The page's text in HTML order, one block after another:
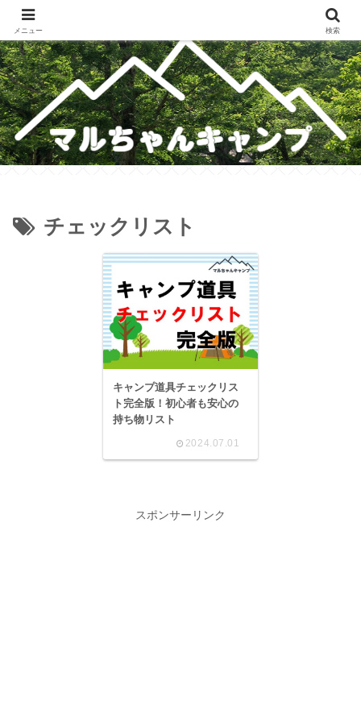
メスティンレシピ・テント・キャンプギア・ホットサンドレシピのブログ
チェックリスト
キャンプ道具チェックリス
ト完全版！初心者も安心の
持ち物リスト
2024.07.01
スポンサーリンク
メニュー 検索